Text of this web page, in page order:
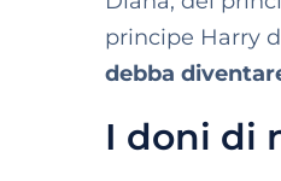
principe Harry
debba
I doni di